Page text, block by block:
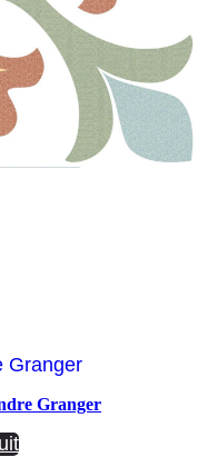
Granger